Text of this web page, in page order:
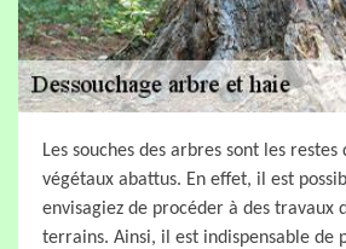
Les souches des arbres sont les restes
végétaux abattus. En effet, il est
envisagiez de procéder à des travaux
terrains. Ainsi, il est indispensable de